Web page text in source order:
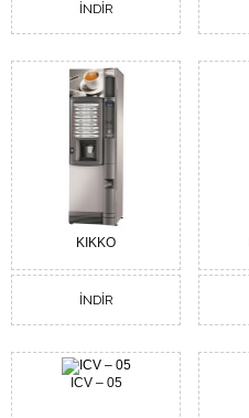
İNDİR
KIKKO
İNDİR
ICV – 05